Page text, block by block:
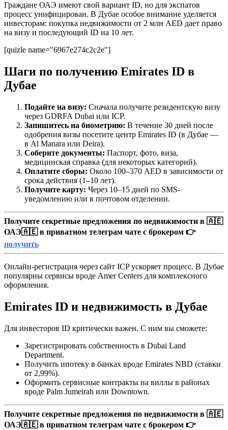
Граждане ОАЭ имеют свой вариант ID, но для экспатов
процесс унифицирован. В Дубае особое внимание уделяется
инвесторам: покупка недвижимости от 2 млн AED дает право
на визу и последующий ID на 10 лет.
[quizle name="6967e274c2c2e"]
Шаги по получению Emirates ID в
Дубае
Подайте на визу: Сначала получите резидентскую визу
через GDRFA Dubai или ICP.
Запишитесь на биометрию: В течение 30 дней после
одобрения визы посетите центр Emirates ID (в Дубае —
в Al Manara или Deira).
Соберите документы: Паспорт, фото, виза,
медицинская справка (для некоторых категорий).
Оплатите сборы: Около 100–370 AED в зависимости от
срока действия (1–10 лет).
Получите карту: Через 10–15 дней по SMS-
уведомлению или в почтовом отделении.
Получите секретные предложения по недвижимости в 🇦🇪
ОАЭ🇦🇪 в приватном телеграм чате с брокером 👉
получить
Онлайн-регистрация через сайт ICP ускоряет процесс. В Дубае
популярны сервисы вроде Amer Centers для комплексного
оформления.
Emirates ID и недвижимость в Дубае
Для инвесторов ID критически важен. С ним вы сможете:
Зарегистрировать собственность в Dubai Land
Department.
Получить ипотеку в банках вроде Emirates NBD (ставки
от 2,99%).
Оформить сервисные контракты на виллы в районах
вроде Palm Jumeirah или Downtown.
Получите секретные предложения по недвижимости в 🇦🇪
ОАЭ🇦🇪 в приватном телеграм чате с брокером 👉